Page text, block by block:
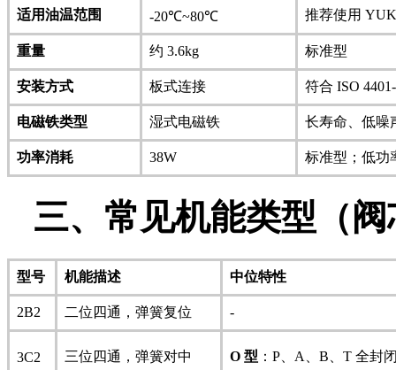
适用油温范围 -20℃~80℃ 推荐使用
重量 约 3.6kg 标准型
安装方式 板式连接 符合 ISO
电磁铁类型 湿式电磁铁 长寿命、低噪
功率消耗 38W 标准型；低功
三、常见机能类型（阀
型号 机能描述 中位特性
2B2 二位四通，弹簧复位 -
3C2 三位四通，弹簧对中 O 型 ：P、A、B、T 全封